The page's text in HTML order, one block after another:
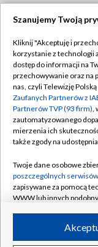
Abonament TVP
Emisja w TVP
Centrum
Naziemna
Rada Programowa
System NOS
Informacje o
Program dla prasy
Szanujemy Twoją
Kliknij "Akceptuję i
korzystanie z technologii
dostęp do informacji na
przechowywanie oraz na
nas, czyli Telewizję
Zaufanych Partnerów z
Partnerów TVP (93 firm),
zautomatyzowanego
mierzenia ich
także zgody na
Twoje dane osobowe
poszczególnych serwisów
zapisywane za pomocą
WWW lub innych
ruchu w Internecie.